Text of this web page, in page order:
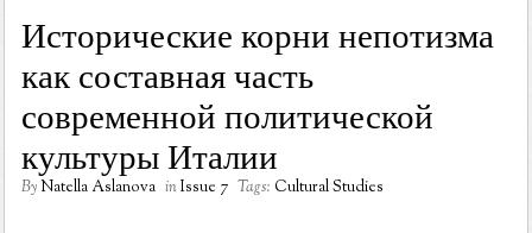
Исторические корни непотизма
как составная часть
современной политической
культуры Италии
ByNatella Aslanova inIssue 7 Tags: Cultural Studies